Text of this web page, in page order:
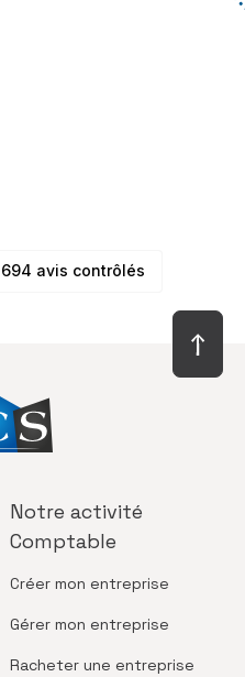
| 694 avis contrôlés
Notre activité
Comptable
Créer mon entreprise
Gérer mon entreprise
Racheter une entreprise